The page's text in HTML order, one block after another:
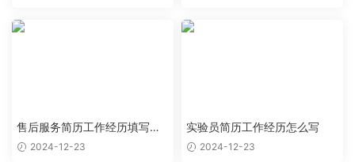
售后服务简历工作经历填写样
本 2024-12-23
实验员简历工作经历怎么写
2024-12-23